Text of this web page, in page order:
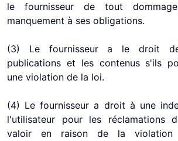
le fournisseur de tout
manquement à ses obligations.
(3) Le fournisseur a le droit
publications et les contenus s'ils
une violation de la loi.
(4) Le fournisseur a droit à une
l'utilisateur pour les réclamations
valoir en raison de la